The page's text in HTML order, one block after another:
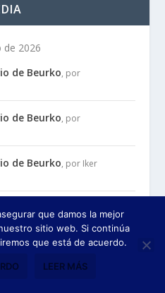
de 2026
de Beurko, por
de Beurko, por
de Beurko, por Iker
de Beurko , por Jon
que damos la mejor
sitio web. Si continúa
que está de acuerdo.
LEER MÁS